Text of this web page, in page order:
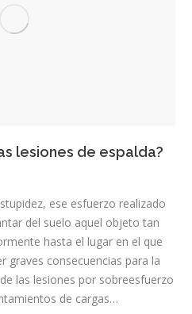
lesiones de espalda?
ese esfuerzo realizado
del suelo aquel objeto tan
hasta el lugar en el que
graves consecuencias para la
las lesiones por sobreesfuerzo
de cargas…